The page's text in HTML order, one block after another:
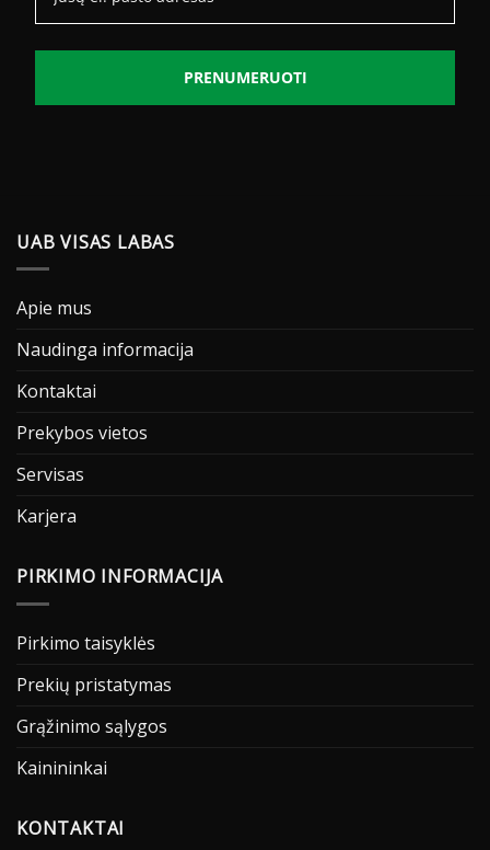
PRENUMERUOTI
UAB VISAS LABAS
Apie mus
Naudinga informacija
Kontaktai
Prekybos vietos
Servisas
Karjera
PIRKIMO INFORMACIJA
Pirkimo taisyklės
Prekių pristatymas
Grąžinimo sąlygos
Kainininkai
KONTAKTAI